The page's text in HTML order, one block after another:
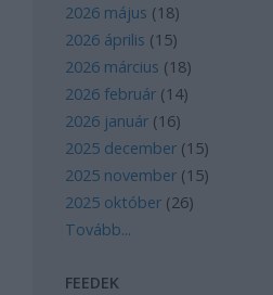
2026 május (18)
2026 április (15)
2026 március (18)
2026 február (14)
2026 január (16)
2025 december (15)
2025 november (15)
2025 október (26)
Tovább...
FEEDEK